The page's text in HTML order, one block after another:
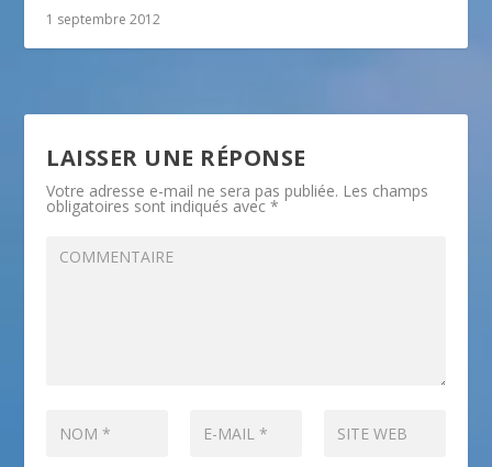
1 septembre 2012
LAISSER UNE RÉPONSE
Votre adresse e-mail ne sera pas publiée. Les champs
obligatoires sont indiqués avec*